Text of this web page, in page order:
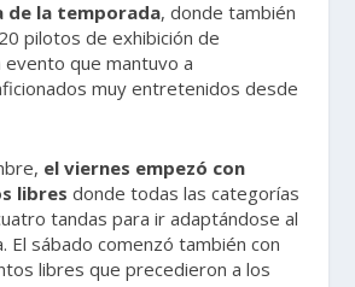
de la temporada, donde también
pilotos de exhibición de
evento que mantuvo a
muy entretenidos desde
el viernes empezó con
libres donde todas las categorías
tandas para ir adaptándose al
El sábado comenzó también con
libres que precedieron a los